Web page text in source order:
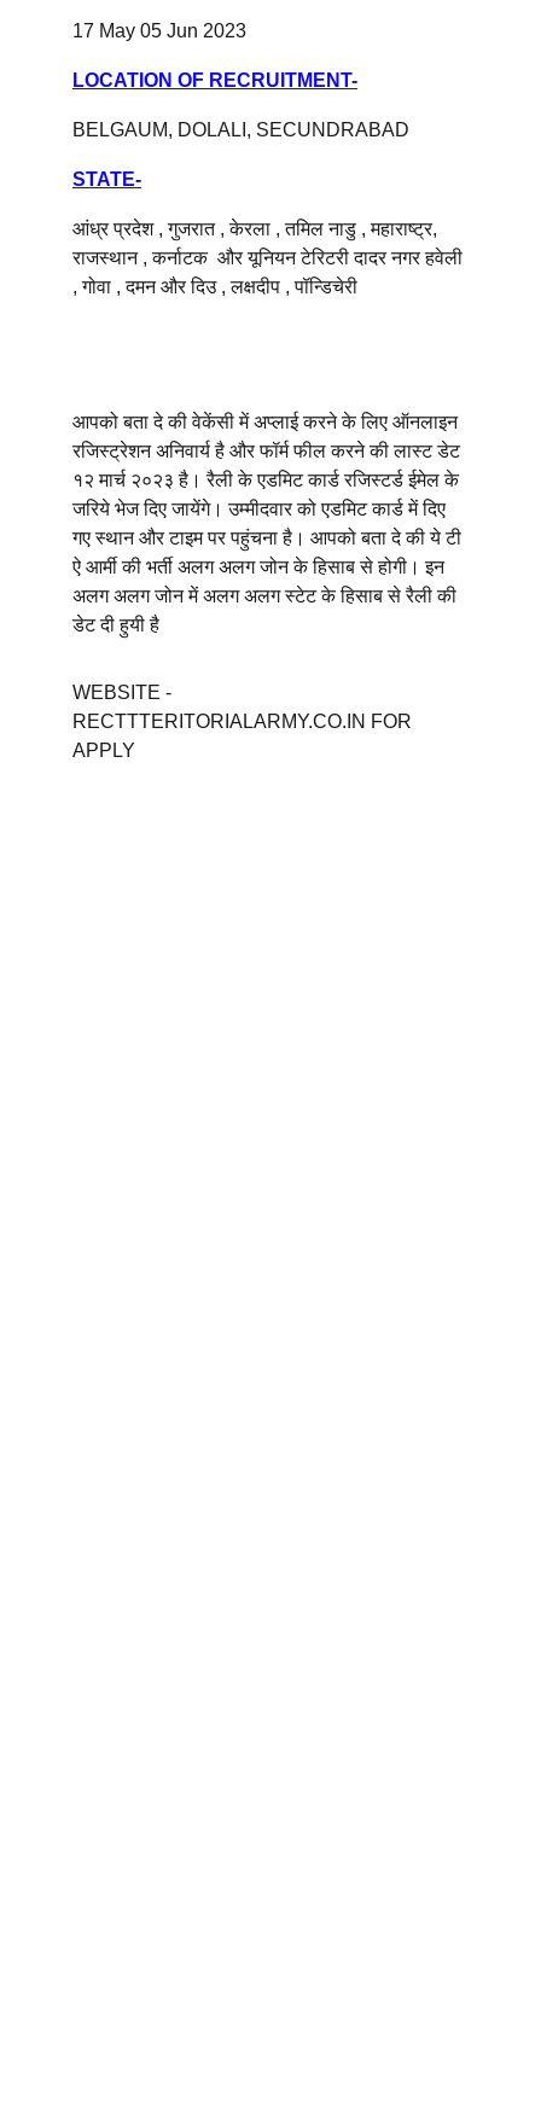
17 May 05 Jun 2023
LOCATION OF RECRUITMENT-
BELGAUM, DOLALI, SECUNDRABAD
STATE-
आंध्र प्रदेश , गुजरात , केरला , तमिल नाडु , महाराष्ट्र,
राजस्थान , कर्नाटक  और यूनियन टेरिटरी दादर नगर हवेली
, गोवा , दमन और दिउ , लक्षदीप , पॉन्डिचेरी
आपको बता दे की वेकेंसी में अप्लाई करने के लिए ऑनलाइन
रजिस्ट्रेशन अनिवार्य है और फॉर्म फील करने की लास्ट डेट
१२ मार्च २०२३ है। रैली के एडमिट कार्ड रजिस्टर्ड ईमेल के
जरिये भेज दिए जायेंगे। उम्मीदवार को एडमिट कार्ड में दिए
गए स्थान और टाइम पर पहुंचना है। आपको बता दे की ये टी
ऐ आर्मी की भर्ती अलग अलग जोन के हिसाब से होगी। इन
अलग अलग जोन में अलग अलग स्टेट के हिसाब से रैली की
डेट दी हुयी है
WEBSITE -
RECTTTERITORIALARMY.CO.IN FOR
APPLY